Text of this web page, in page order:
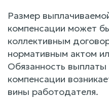
Размер
компенсации может
коллективным
нормативным актом
Обязанность
компенсации
вины работодателя.